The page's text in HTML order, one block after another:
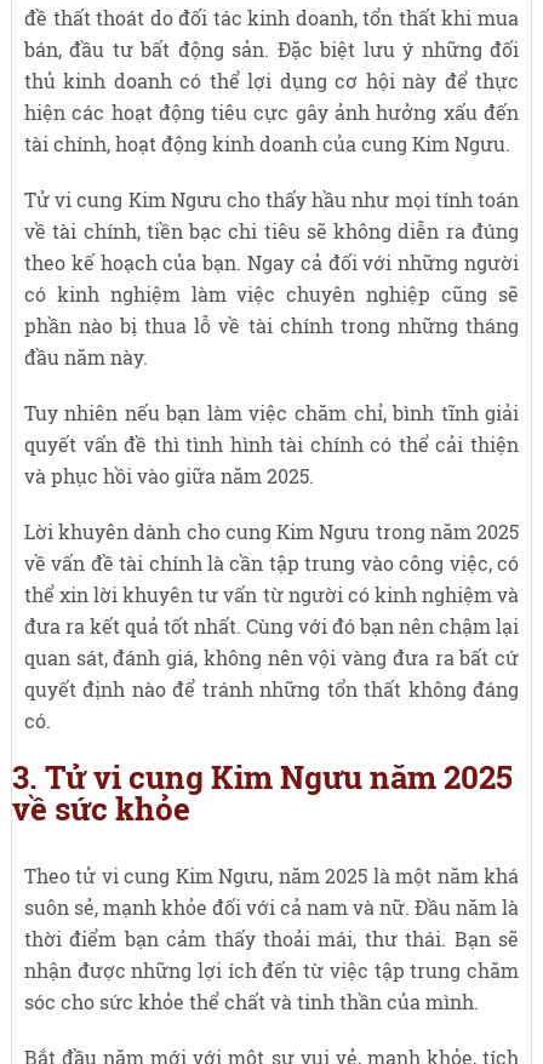
đề thất thoát do đối tác kinh doanh, tổn thất khi mua
bán, đầu tư bất động sản. Đặc biệt lưu ý những đối
thủ kinh doanh có thể lợi dụng cơ hội này để thực
hiện các hoạt động tiêu cực gây ảnh hưởng xấu đến
tài chính, hoạt động kinh doanh của cung Kim Ngưu.
Tử vi cung Kim Ngưu cho thấy hầu như mọi tính toán
về tài chính, tiền bạc chi tiêu sẽ không diễn ra đúng
theo kế hoạch của bạn. Ngay cả đối với những người
có kinh nghiệm làm việc chuyên nghiệp cũng sẽ
phần nào bị thua lỗ về tài chính trong những tháng
đầu năm này.
Tuy nhiên nếu bạn làm việc chăm chỉ, bình tĩnh giải
quyết vấn đề thì tình hình tài chính có thể cải thiện
và phục hồi vào giữa năm 2025.
Lời khuyên dành cho cung Kim Ngưu trong năm 2025
về vấn đề tài chính là cần tập trung vào công việc, có
thể xin lời khuyên tư vấn từ người có kinh nghiệm và
đưa ra kết quả tốt nhất. Cùng với đó bạn nên chậm lại
quan sát, đánh giá, không nên vội vàng đưa ra bất cứ
quyết định nào để tránh những tổn thất không đáng
có.
3. Tử vi cung Kim Ngưu năm 2025
về sức khỏe
Theo tử vi cung Kim Ngưu, năm 2025 là một năm khá
suôn sẻ, mạnh khỏe đối với cả nam và nữ. Đầu năm là
thời điểm bạn cảm thấy thoải mái, thư thái. Bạn sẽ
nhận được những lợi ích đến từ việc tập trung chăm
sóc cho sức khỏe thể chất và tinh thần của mình.
Bắt đầu năm mới với một sự vui vẻ, mạnh khỏe, tích